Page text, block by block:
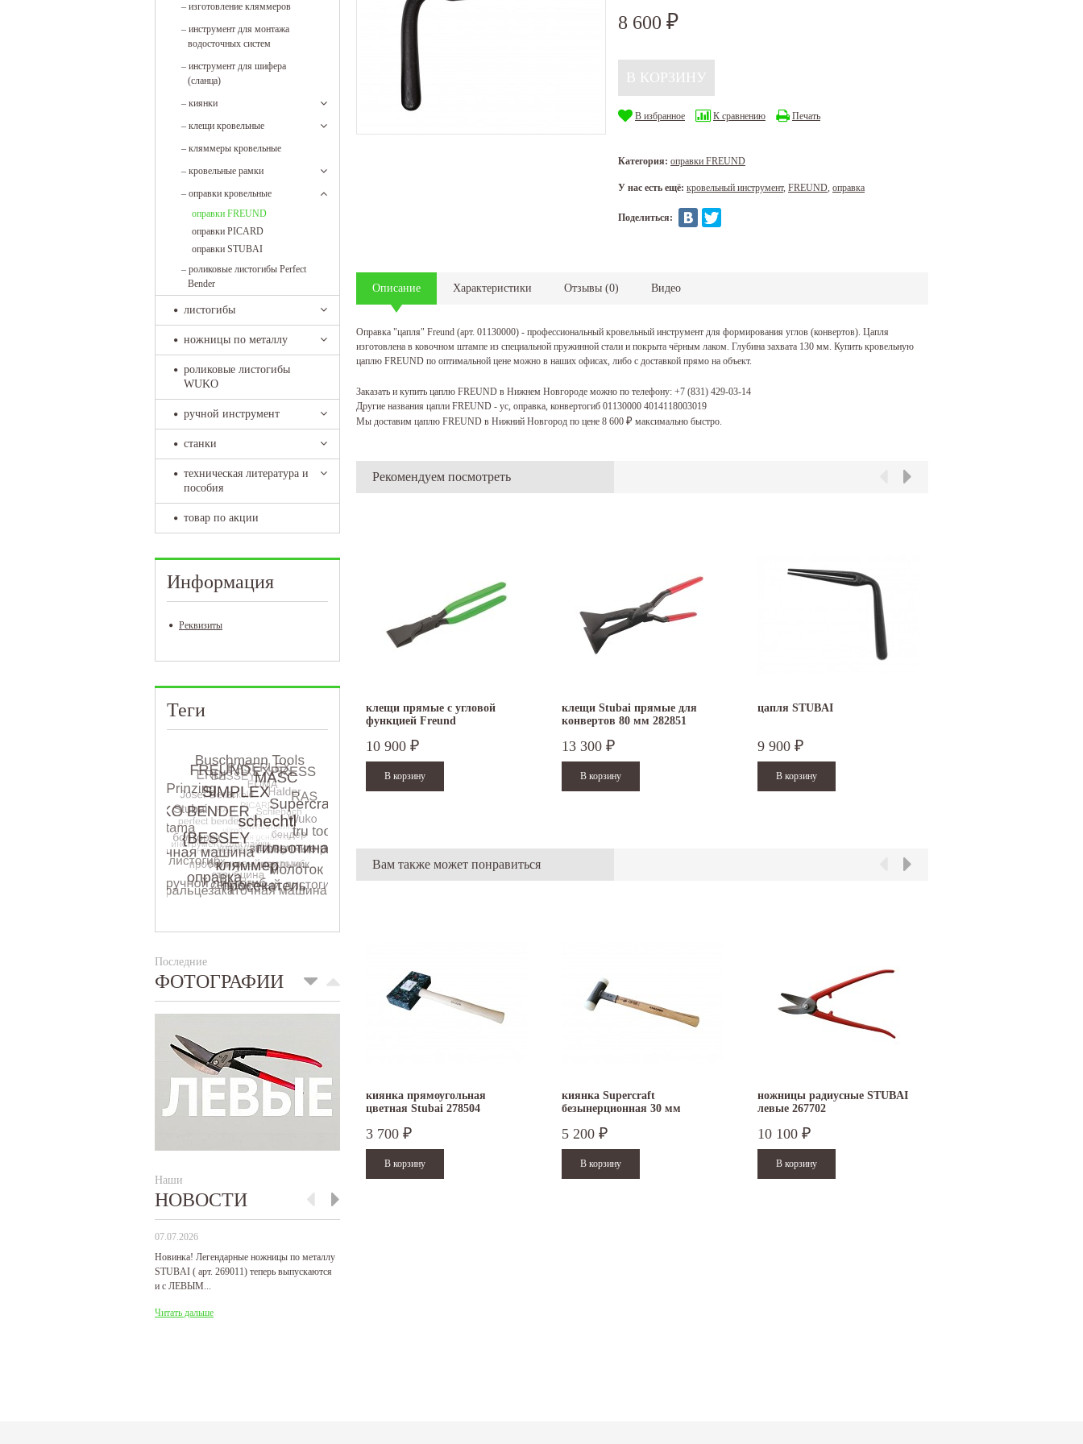
– изготовление кляммеров
– инструмент для монтажа
водосточных систем
– инструмент для шифера
(сланца)
– киянки
– клещи кровельные
– кляммеры кровельные
– кровельные рамки
– оправки кровельные
оправки FREUND
оправки PICARD
оправки STUBAI
– роликовые листогибы Perfect
Bender
листогибы
ножницы по металлу
роликовые листогибы
WUKO
ручной инструмент
станки
техническая литература и
пособия
товар по акции
Информация
Реквизиты
Теги
Последние
ФОТОГРАФИИ
Наши
НОВОСТИ
07.07.2026
Новинка! Легендарные ножницы по металлу
STUBAI ( арт. 269011) теперь выпускаются
и с ЛЕВЫМ...
Читать дальше
8 600 ₽
В избранное К сравнению Печать
Категория: оправки FREUND
У нас есть ещё: кровельный инструмент, FREUND оправка
Поделиться:
Описание Характеристики Отзывы (0) Видео
Оправка "цапля" Freund (арт. 01130000) - профессиональный кровельный инструмент для формирования углов (конвертов). Цапля
изготовлена в ковочном штампе из специальной пружинной стали и покрыта чёрным лаком. Глубина захвата 130 мм. Купить кровельную
цаплю FREUND по оптимальной цене можно в наших офисах, либо с доставкой прямо на объект.
Заказать и купить цаплю FREUND в Нижнем Новгороде можно по телефону: +7 (831) 429-03-14
Другие названия цапли FREUND - ус, оправка, конвертогиб 01130000 4014118003019
Мы доставим цаплю FREUND в Нижний Новгород по цене 8 600 ₽ максимально быстро.
Рекомендуем посмотреть
клещи прямые с угловой
функцией Freund
10 900 ₽
клещи Stubai прямые для
конвертов 80 мм 282851
13 300 ₽
цапля STUBAI
9 900 ₽
Вам также может понравиться
киянка прямоугольная
цветная Stubai 278504
3 700 ₽
киянка Supercraft
безынерционная 30 мм
5 200 ₽
ножницы радиусные STUBAI
левые 267702
10 100 ₽